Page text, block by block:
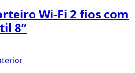
Wi-Fi 2 fios com
8”